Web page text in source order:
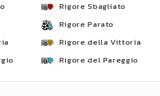
Rigore Sbagliato
Rigore Parato
Rigore della Vittoria
Rigore del Pareggio